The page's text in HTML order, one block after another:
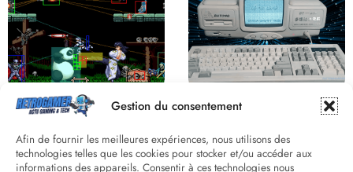
Gestion du consentement
Afin de fournir les meilleures expériences, nous utilisons des
technologies telles que les cookies pour stocker et/ou accéder aux
informations des appareils. Consentir à ces technologies nous
Derrière le pixel : L’art caché de la
hitbox
Une machine incroyable et
inconnue : le Batong BT-686